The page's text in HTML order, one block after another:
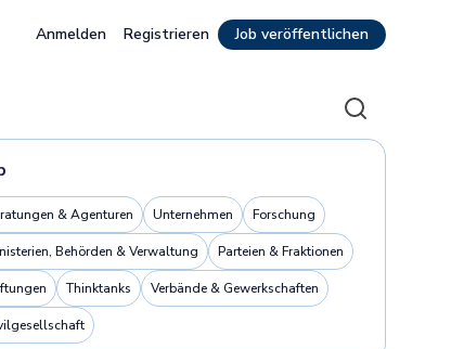
Anmelden Registrieren Job veröffentlichen
Suche
& Agenturen Unternehmen Forschung
Behörden & Verwaltung Parteien & Fraktionen
Thinktanks Verbände & Gewerkschaften